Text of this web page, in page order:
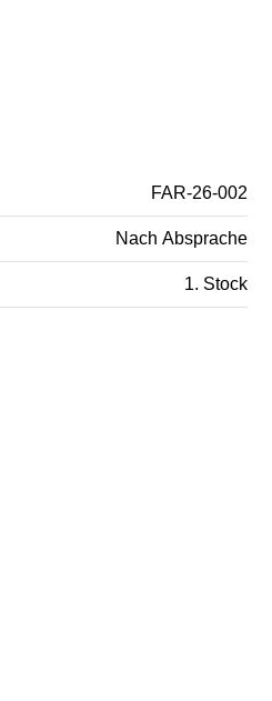
FAR-26-002
Nach Absprache
1. Stock